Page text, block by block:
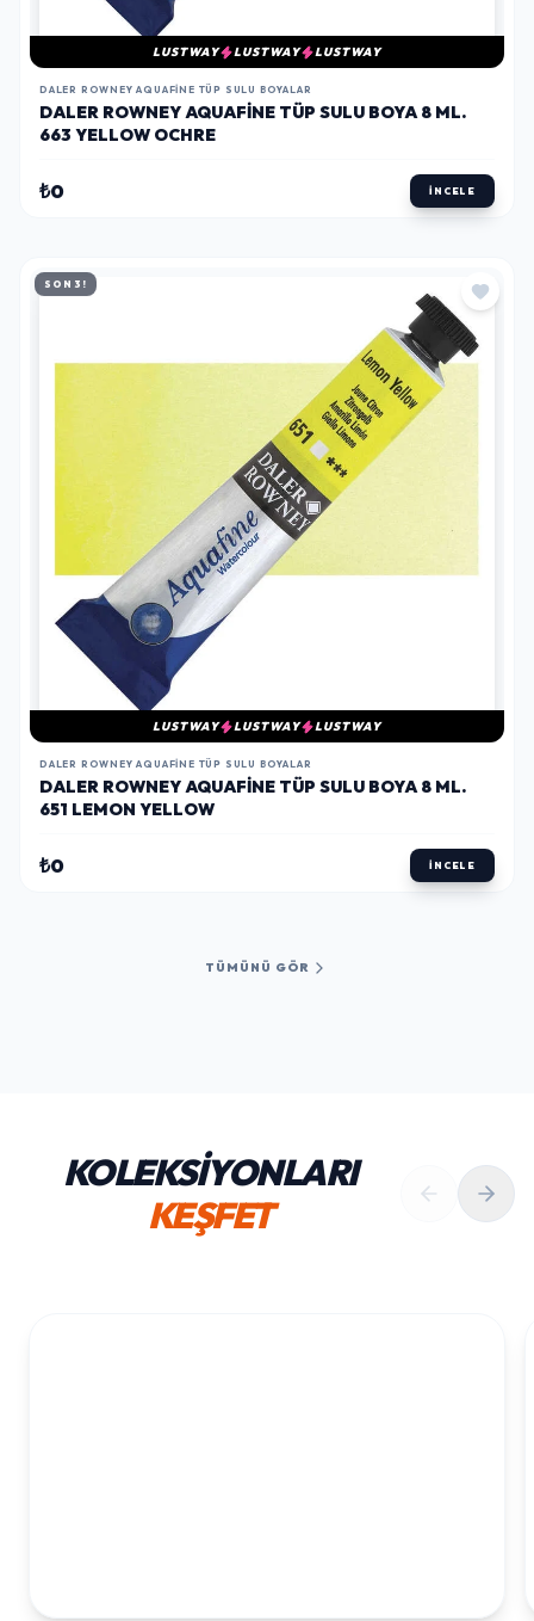
LUSTWAY LUSTWAY LUSTWAY
DALER ROWNEY AQUAFINE TÜP SULU BOYALAR
DALER ROWNEY AQUAFINE TÜP SULU BOYA 8 ML.
663 YELLOW OCHRE
₺0 İNCELE
SON 3!
LUSTWAY LUSTWAY LUSTWAY
DALER ROWNEY AQUAFINE TÜP SULU BOYALAR
DALER ROWNEY AQUAFINE TÜP SULU BOYA 8 ML.
651 LEMON YELLOW
₺0 İNCELE
TÜMÜNÜ GÖR
KOLEKSİYONLARI
KEŞFET